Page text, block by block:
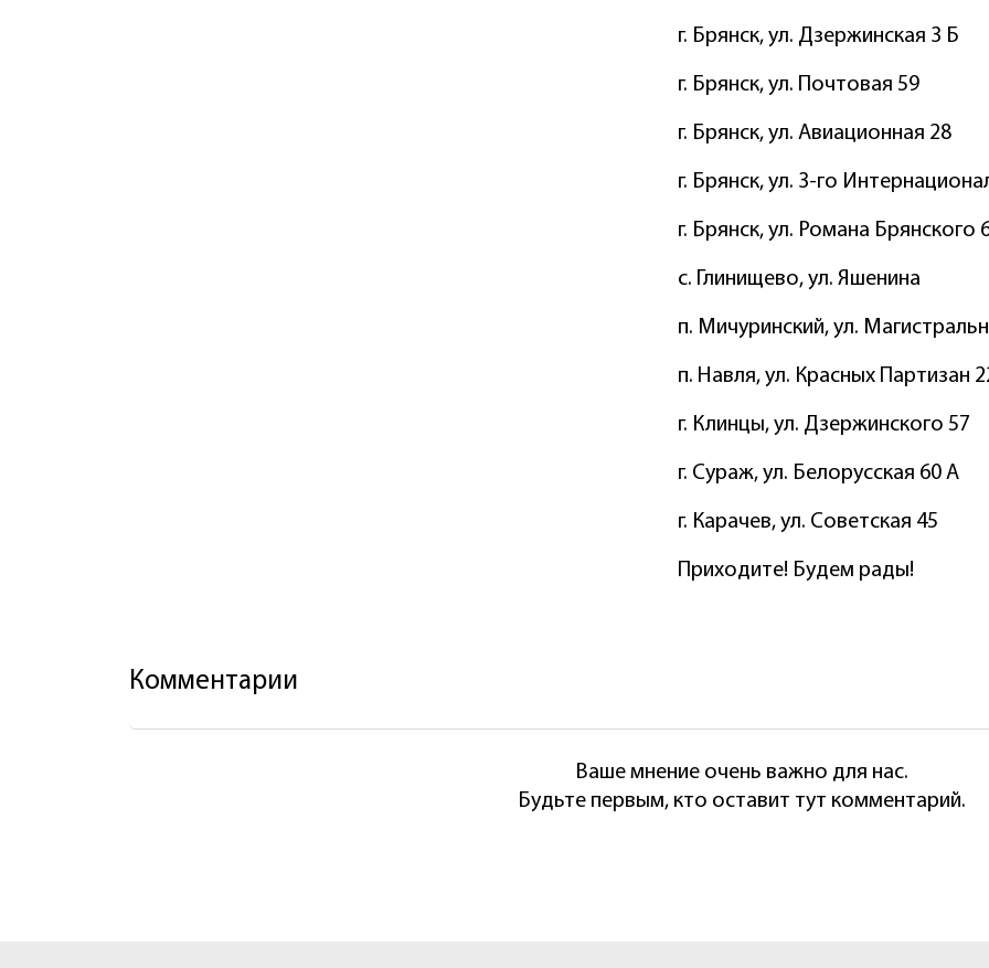
г. Брянск, ул. Дзержинская 3 Б
г. Брянск, ул. Почтовая 59
г. Брянск, ул. Авиационная 28
г. Брянск, ул. 3-го
г. Брянск, ул. Романа Брянского
с. Глинищево, ул. Яшенина
п. Мичуринский, ул.
п. Навля, ул. Красных Партизан
г. Клинцы, ул. Дзержинского 57
г. Сураж, ул. Белорусская 60 А
г. Карачев, ул. Советская 45
Приходите! Будем рады!
Комментарии
Ваше мнение очень важно для нас.
Будьте первым, кто оставит тут комментарий.